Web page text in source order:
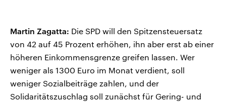
Martin Zagatta: Die SPD will den Spitzensteuersatz
von 42 auf 45 Prozent erhöhen, ihn aber erst ab einer
höheren Einkommensgrenze greifen lassen. Wer
weniger als 1300 Euro im Monat verdient, soll
weniger Sozialbeiträge zahlen, und der
Solidaritätszuschlag soll zunächst für Gering- und